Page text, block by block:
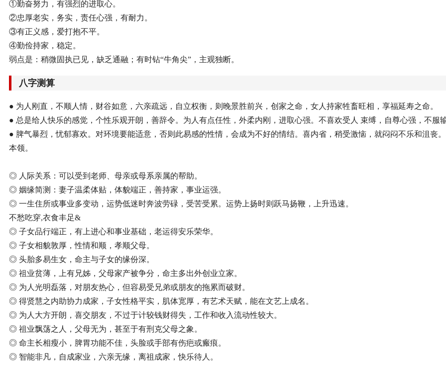
①勤奋努力，有强烈的进取心。
②忠厚老实，务实，责任心强，有耐力。
③有正义感，爱打抱不平。
④勤俭持家，稳定。
弱点是：稍微固执已见，缺乏通融；有时钻“牛角尖”，主观独断。
八字测算
● 为人刚直，不顺人情，财谷如意，六亲疏远，自立权衡，则晚景胜前兴，创家之命，女人持家牲畜旺相，享福延寿之命。
● 总是给人快乐的感觉，个性乐观开朗，善辞令。为人有点任性，外柔内刚，进取心强。不喜欢受人 束缚，自尊心强，不服输
● 脾气暴烈，忧郁寡欢。对环境要能适意，否则此易感的性情，会成为不好的情结。喜内省，稍受激恼，就闷闷不乐和沮丧
本领。
◎ 人际关系：可以受到老师、母亲或母系亲属的帮助。
◎ 姻缘简测：妻子温柔体贴，体貌端正，善持家，事业运强。
◎ 一生住所或事业多变动，运势低迷时奔波劳碌，受苦受累。运势上扬时则跃马扬鞭，上升迅速。
不愁吃穿,衣食丰足&
◎ 子女品行端正，有上进心和事业基础，老运得安乐荣华。
◎ 子女相貌敦厚，性情和顺，孝顺父母。
◎ 头胎多易生女，命主与子女的缘份深。
◎ 祖业贫薄，上有兄姊，父母家产被争分，命主多出外创业立家。
◎ 为人光明磊落，对朋友热心，但容易受兄弟或朋友的拖累而破财。
◎ 得贤慧之内助协力成家，子女性格平实，肌体宽厚，有艺术天赋，能在文艺上成名。
◎ 为人大方开朗，喜交朋友，不过于计较钱财得失，工作和收入流动性较大。
◎ 祖业飘荡之人，父母无为，甚至于有刑克父母之象。
◎ 命主长相瘦小，脾胃功能不佳，头脸或手部有伤疤或瘢痕。
◎ 智能非凡，自成家业，六亲无缘，离祖成家，快乐待人。